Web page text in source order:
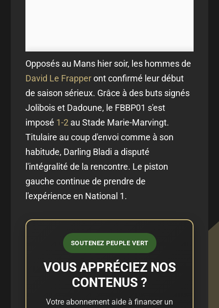
Opposés au Mans hier soir, les hommes de
David Le Frapperont confirmé leur début
de saison sérieux. Grâce à des buts signés
Jolibois et Dadoune, le FBBP01 s'est
imposé 1-2 au Stade Marie-Marvingt.
Titulaire au coup d'envoi comme à son
habitude, Darling Bladi a disputé
l'intégralité de la rencontre. Le piston
gauche continue de prendre de
l'expérience en National 1.
SOUTENEZ PEUPLE VERT
VOUS APPRÉCIEZ NOS
CONTENUS ?
Votre abonnement aide à financer un